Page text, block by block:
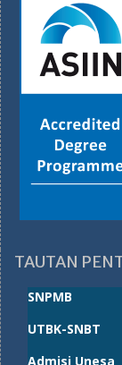
TAUTAN
SNPMB
UTBK-SNBT
Admisi Unesa